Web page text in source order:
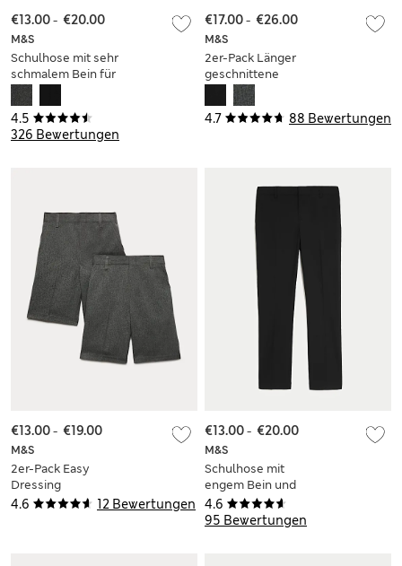
4.5
326 Bewertungen
M&S
Schulhose mit sehr
schmalem Bein für
Jungen (2–18 Jahre)
€13.00- €20.00
4.7 88 Bewertungen
M&S
2er-Pack Länger
geschnittene
Schulhose mit
schmalem Bein für
Jungen (2–18 Jahre)
€17.00- €26.00
4.6 12 Bewertungen
M&S
2er-Pack Easy
Dressing
Schulshorts für
€13.00- €19.00
4.6
95 Bewertungen
M&S
Schulhose mit
engem Bein und
schmaler Taille für
Jungen (2–18 J.)
€13.00- €20.00